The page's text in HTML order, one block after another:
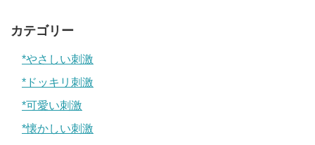
カテゴリー
*やさしい刺激
*ドッキリ刺激
*可愛い刺激
*懐かしい刺激